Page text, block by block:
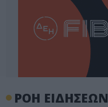
ΡΟΗ ΕΙΔΗΣΕΩΝ